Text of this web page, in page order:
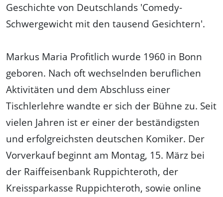
Geschichte von Deutschlands 'Comedy-
Schwergewicht mit den tausend Gesichtern'.
Markus Maria Profitlich wurde 1960 in Bonn
geboren. Nach oft wechselnden beruflichen
Aktivitäten und dem Abschluss einer
Tischlerlehre wandte er sich der Bühne zu. Seit
vielen Jahren ist er einer der beständigsten
und erfolgreichsten deutschen Komiker. Der
Vorverkauf beginnt am Montag, 15. März bei
der Raiffeisenbank Ruppichteroth, der
Kreissparkasse Ruppichteroth, sowie online